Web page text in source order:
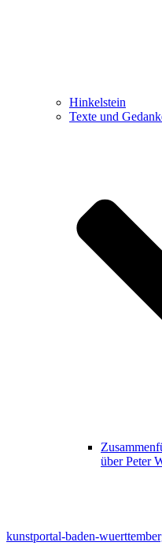
Hinkelstein
Texte und
über Peter
kunstportal-baden-